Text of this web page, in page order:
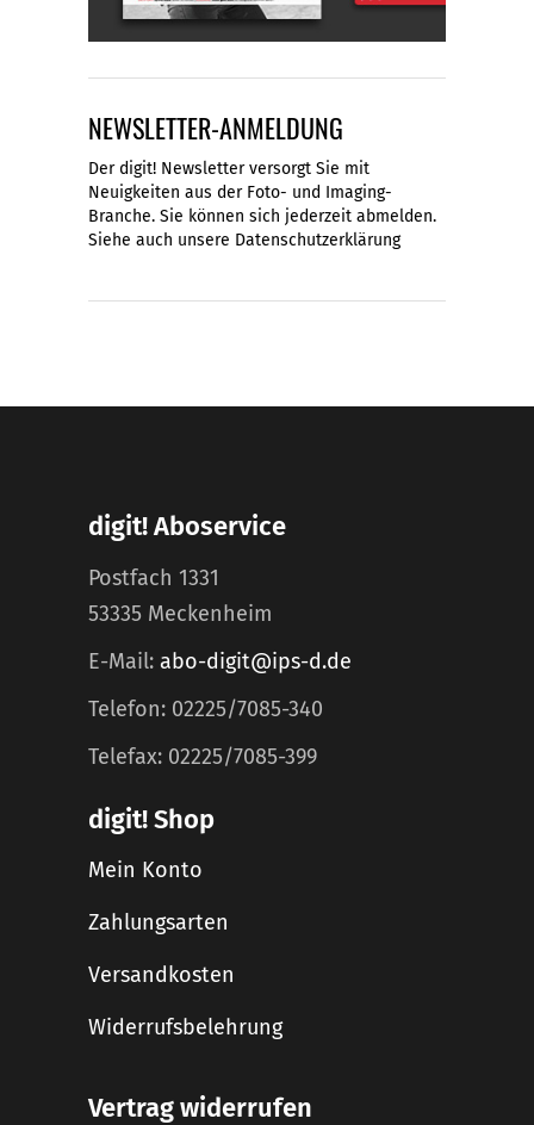
NEWSLETTER-ANMELDUNG
Der digit! Newsletter versorgt Sie mit
Neuigkeiten aus der Foto- und Imaging-
Branche. Sie können sich jederzeit abmelden.
Siehe auch unsere Datenschutzerklärung
digit! Aboservice
Postfach 1331
53335 Meckenheim
E-Mail: abo-digit@ips-d.de
Telefon: 02225/7085-340
Telefax: 02225/7085-399
digit! Shop
Mein Konto
Zahlungsarten
Versandkosten
Widerrufsbelehrung
Vertrag widerrufen